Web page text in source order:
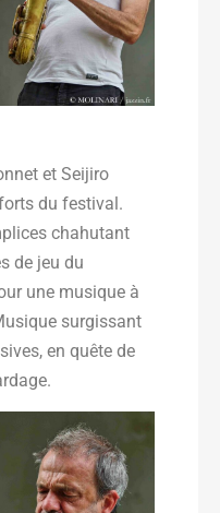
et Seijiro
du festival.
chahutant
de jeu du
une musique à
surgissant
en quête de